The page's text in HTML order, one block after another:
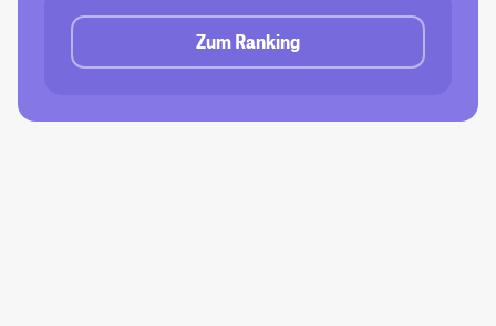
Zum Ranking